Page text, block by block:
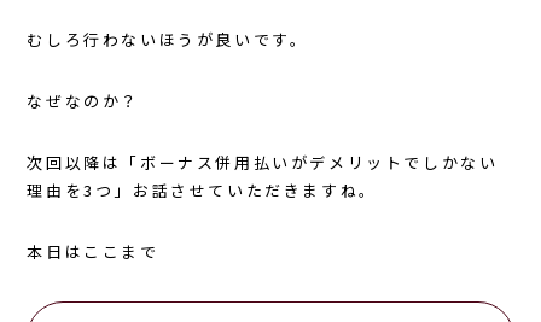
むしろ行わないほうが良いです。
なぜなのか？
次回以降は「ボーナス併用払いがデメリットでしかない
理由を3つ」お話させていただきますね。
本日はここまで